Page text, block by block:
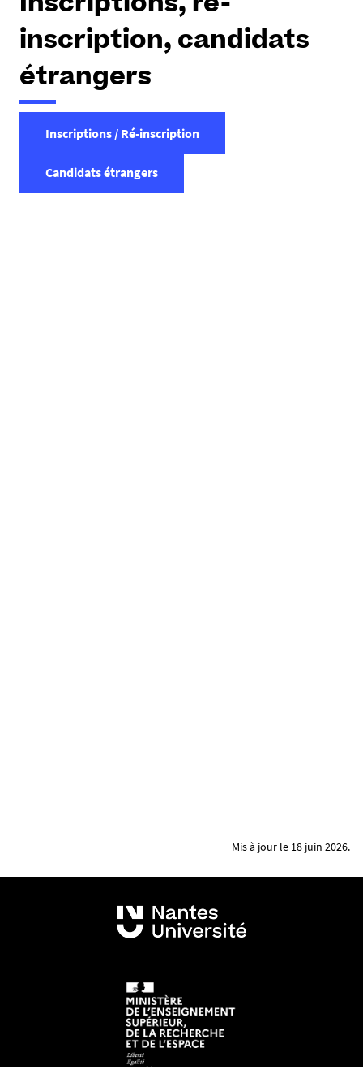
Inscriptions, ré-
inscription, candidats
étrangers
Inscriptions / Ré-inscription
Candidats étrangers
Mis à jour le 18 juin 2026.